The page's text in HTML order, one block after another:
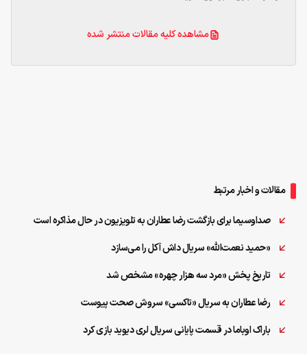
مشاهده کلیه مقالات منتشر شده
مقالات و اخبار مرتبط
صداوسیما برای بازگشت رضا عطاران به تلویزیون در حال مذاکره است
«حمید نعمت‌الله» سریال داش آکل را می‌سازد
تاریخ پخش «مرد سه هزار چهره» مشخص شد
رضا عطاران به سریال «تاکسی» سروش صحت پیوست
باراک اوباما در قسمت پایانی سریال لری دیوید بازی کرد